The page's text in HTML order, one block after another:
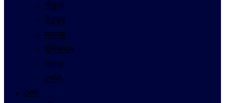
বাঁকুড়া
বীরভূম
মালদহ
মুর্শিদাবাদ
হাওড়া
হুগলি
দেশ